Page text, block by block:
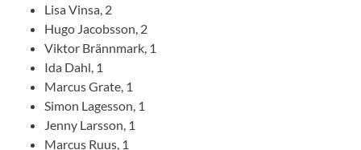
Lisa Vinsa, 2
Hugo Jacobsson, 2
Viktor Brännmark, 1
Ida Dahl, 1
Marcus Grate, 1
Simon Lagesson, 1
Jenny Larsson, 1
Marcus Ruus, 1